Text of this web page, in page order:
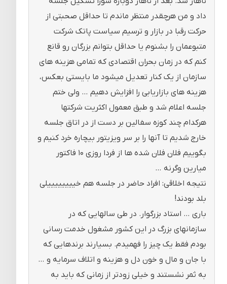
داد و من هرچقدر منتظر ماندم تا حداقل صحبتی از
حرکت رقبا در بازار و ترسیم سیاست پاتک شرکت
متبوعمان را بشنوم یا حداقل بتوانم بزرگان رو قانع
کنم که در زمان بحران اقتصادی که تمامی هزینه های
سازمان از یک کنار تعدیل میشود ما بایستی بعکس،
هزینه های بازاریابی را افزایش دهیم … ولی ختم
جلسه اعلام شد و طبق معمول اکثریت شرکتها
هرکدام چند کوزه سفالین بر دست از در اتاق جلسه
خارج شدیم تا آنها را بر سر ویزیتور بیچاره خرد کنیم و
بگوییم فلان فلان شده ها از فردا روزی ۱۰ فاکتور
میارین وگرنه …
نتیجه اخلاقی: افراد حاضر در جلسه هم خییییییییلی
بلد بودند!
باری … استاد بزرگوار. در طی سالهایی که در
سازمانهای بزرگ در این کشور مشغول خدمت رسانی
بودم فقط یک چیز را فهمیدم. بسیارند برندهایی که
با جان و مال و خون دل و هزینه و اتلاف سرمایه و …
به ثمر نشستند و خیلی زودتر از زمانی که باید به